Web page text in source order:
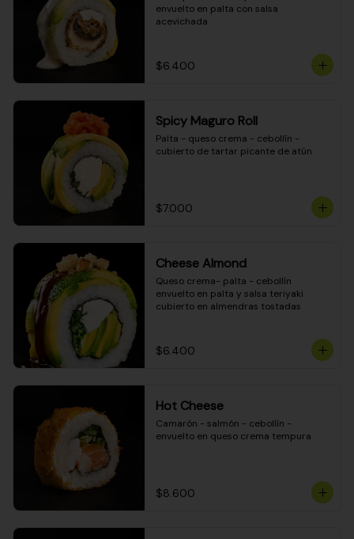
envuelto en palta con salsa
acevichada
$6.400
Spicy Maguro Roll
Palta - queso crema - cebollín -
cubierto de tartar picante de atún
$7.000
Cheese Almond
Queso crema- palta - cebollín
envuelto en palta y salsa teriyaki
cubierto en almendras tostadas
$6.400
Hot Cheese
Camarón - salmón - cebollín -
envuelto en queso crema tempura
$8.600